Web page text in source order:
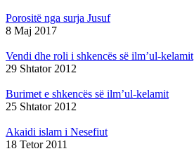
Porositë nga surja Jusuf
8 Maj 2017
Vendi dhe roli i shkencës së ilm’ul-kelamit
29 Shtator 2012
Burimet e shkencës së ilm’ul-kelamit
25 Shtator 2012
Akaidi islam i Nesefiut
18 Tetor 2011